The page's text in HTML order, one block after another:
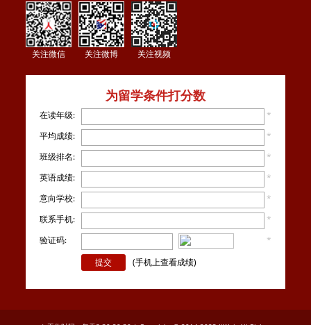
关注微信 关注微博 关注视频
为留学条件打分数
在读年级:
*
平均成绩:
*
班级排名:
*
英语成绩:
*
意向学校:
*
联系手机:
*
验证码:
*
(手机上查看成绩)